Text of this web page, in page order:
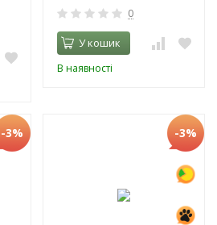
0
У кошик
В наявності
-3% -3%